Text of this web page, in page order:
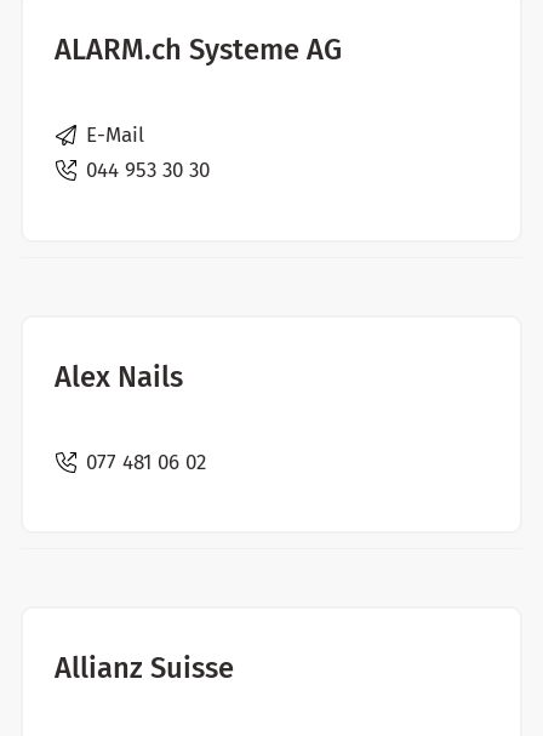
ALARM.ch Systeme AG
E-Mail
044 953 30 30
Alex Nails
077 481 06 02
Allianz Suisse